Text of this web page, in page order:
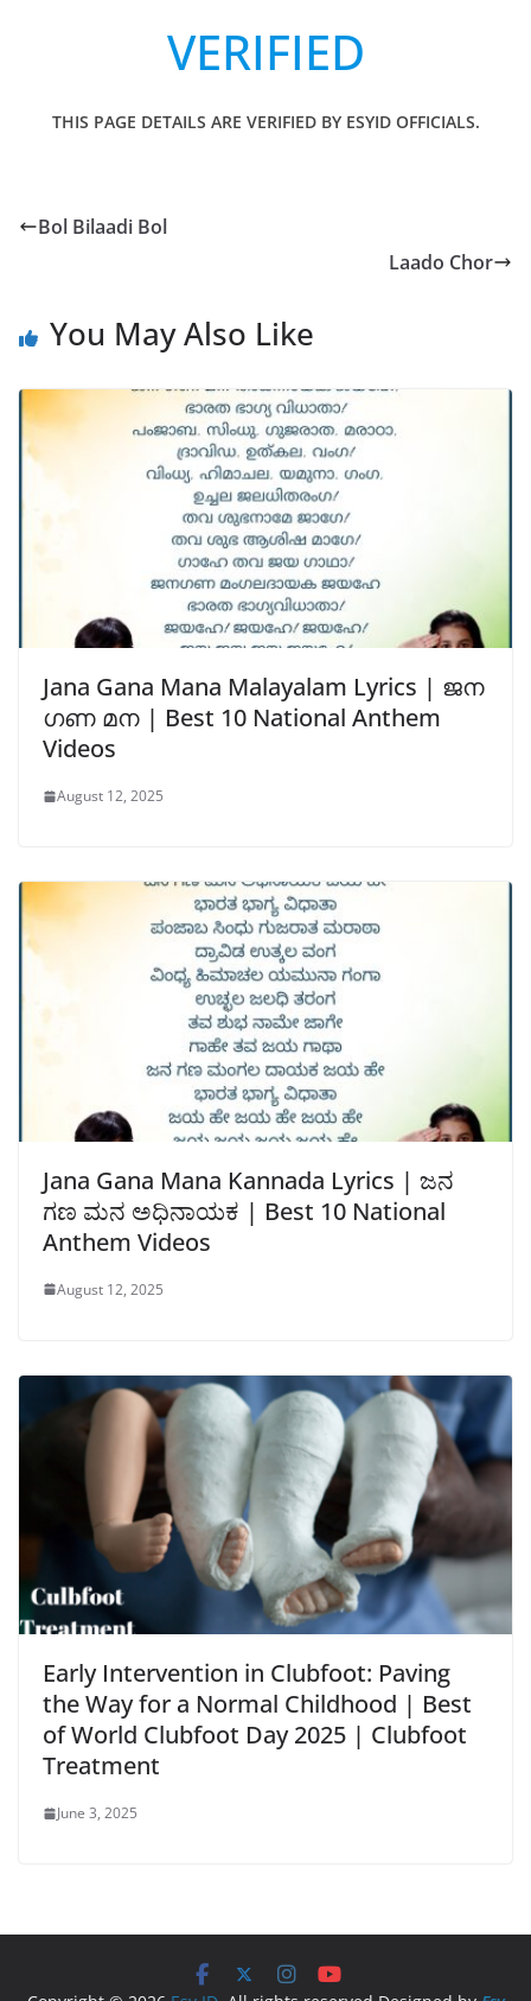
VERIFIED
THIS PAGE DETAILS ARE VERIFIED BY ESYID OFFICIALS.
Bol Bilaadi Bol
Laado Chor
You May Also Like
Jana Gana Mana Malayalam Lyrics | ജന
ഗണ മന | Best 10 National Anthem
Videos
August 12, 2025
Jana Gana Mana Kannada Lyrics | ಜನ
ಗಣ ಮನ ಅಧಿನಾಯಕ | Best 10 National
Anthem Videos
August 12, 2025
Early Intervention in Clubfoot: Paving
the Way for a Normal Childhood | Best
of World Clubfoot Day 2025 | Clubfoot
Treatment
June 3, 2025